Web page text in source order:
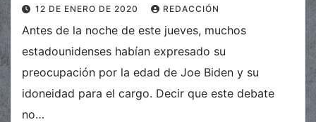
12 DE ENERO DE 2020 REDACCIÓN
Antes de la noche de este jueves, muchos
estadounidenses habían expresado su
preocupación por la edad de Joe Biden y su
idoneidad para el cargo. Decir que este debate
no…